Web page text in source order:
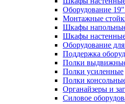
Оборудование 19"
Монтажные
Шкафы
Шкафы
Оборудование
Поддержка
Полки
Полки усиленные
Полки
Органайзеры и
Силовое